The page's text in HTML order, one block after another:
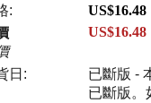
:
US$16.48
US$16.48
日:
已斷版 -
已斷版。